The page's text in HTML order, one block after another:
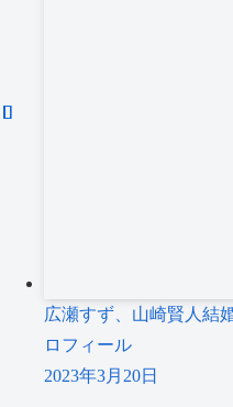
広瀬すず、山崎賢人結
ロフィール
2023年3月20日